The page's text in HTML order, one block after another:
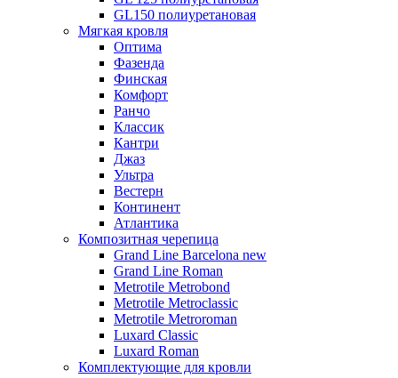
GL150 полиуретановая
Мягкая кровля
Оптима
Фазенда
Финская
Комфорт
Ранчо
Классик
Кантри
Джаз
Ультра
Вестерн
Континент
Атлантика
Композитная черепица
Grand Line Barcelona new
Grand Line Roman
Metrotile Metrobond
Metrotile Metroclassic
Metrotile Metroroman
Luxard Classic
Luxard Roman
Комплектующие для кровли